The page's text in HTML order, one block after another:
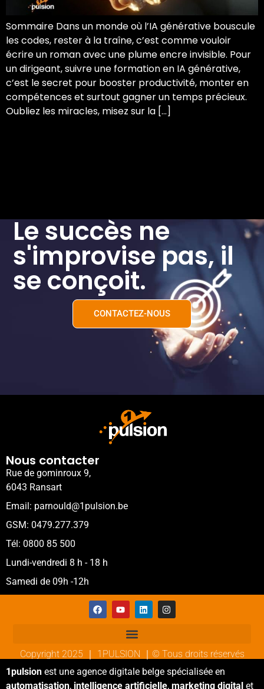
Sommaire Dans un monde où l’IA générative bouscule
les codes, rester à la traîne, c’est comme vouloir
écrire un roman avec une plume encre invisible. Pour
un dirigeant, suivre une formation en IA générative,
c’est le secret pour booster productivité, monter en
compétences et surtout gagner un temps précieux.
Oubliez les miracles, misez sur la […]
Le succès ne
s'improvise pas, il
se conçoit.
CONTACTEZ-NOUS
Nous contacter
Rue de gominroux 9,
6043 Ransart
Email: parnould@1pulsion.be
GSM: 0479.277.379
Tél: 0800 85 500
Lundi-vendredi 8 h - 18 h
Samedi de 09h -12h
Copyright 2025 ｜ 1PULSION ｜© Tous droits réservés
1pulsion est une agence digitale belge spécialisée en
automatisation, intelligence artificielle, marketing digital et